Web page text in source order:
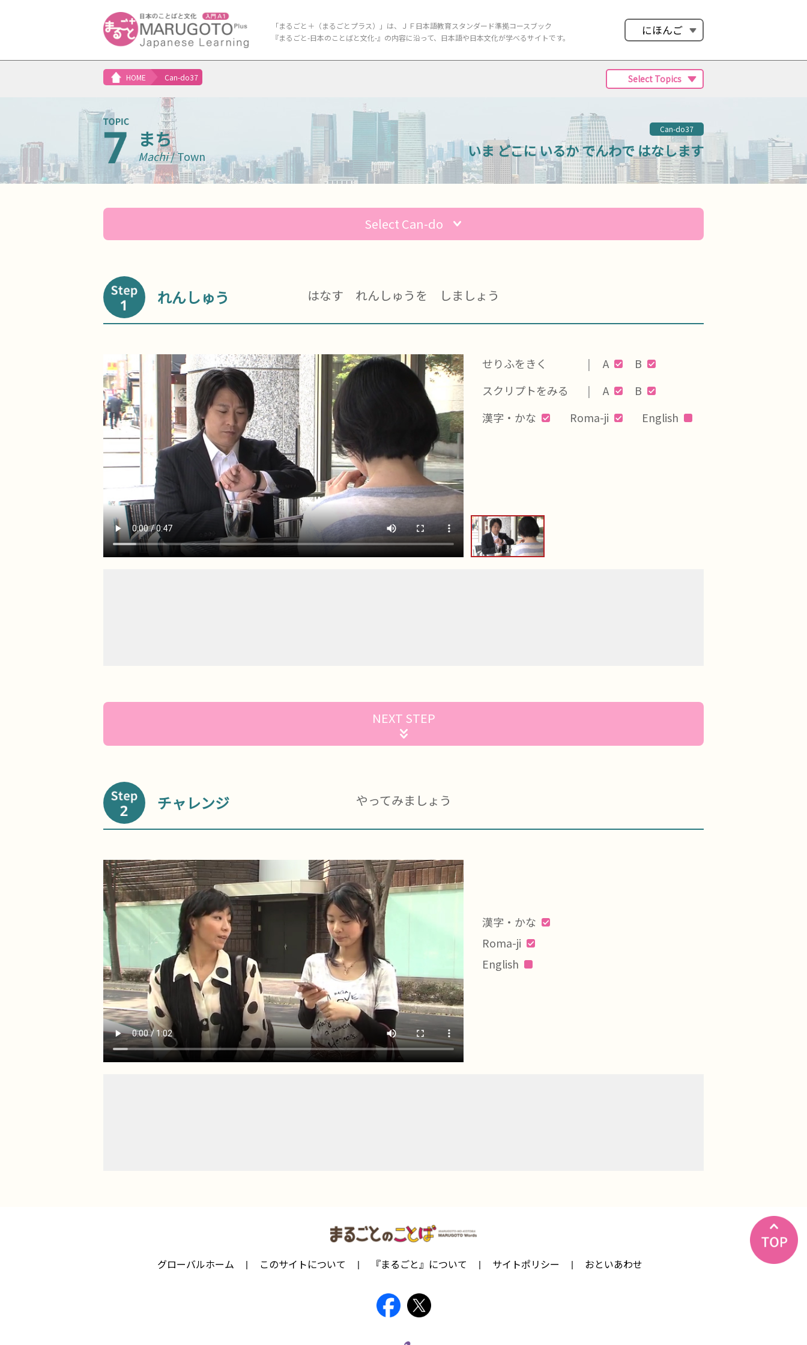
「まるごと＋（まるごとプラス）」は、ＪＦ日本語教育スタンダード準拠コースブック
『まるごと-日本のことばと文化-』の内容に沿って、
日本語や日本文化が学べるサイトです。 にほんご
HOME Can-do37 Select Topics
まち
Machi/ Town
Can-do37
いま どこに いるかでんわで はなします
Select Can-do
れんしゅう はなす れんしゅうを しましょう
せりふをきく A
B
スクリプトをみる
A
B
漢字・かな
Roma-ji English
NEXT STEP
チャレンジ やってみましょう
漢字・かな
Roma-ji
English
グローバルホーム このサイトについて 『まるごと』について サイトポリシー おといあわせ